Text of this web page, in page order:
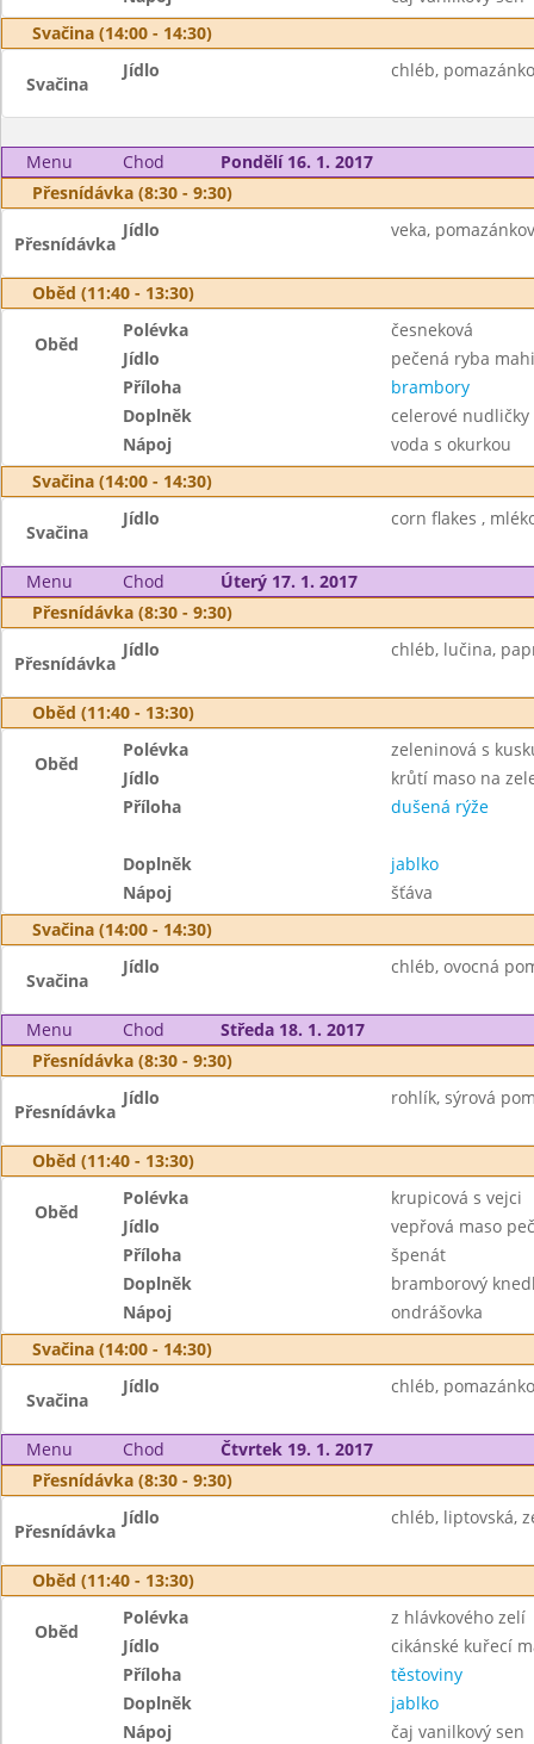
Svačina (14:00 - 14:30)
Svačina
Jídlo chléb,
Menu Chod
Pondělí 16. 1. 2017
Přesnídávka (8:30 - 9:30)
Přesnídávka
Jídlo veka,
Oběd (11:40 - 13:30)
Oběd
Polévka
česneková
Jídlo
pečená ryba
Příloha
brambory
Doplněk
celerové nudličky
Nápoj
voda s okurkou
Svačina (14:00 - 14:30)
Svačina
Jídlo corn flakes ,
Menu Chod
Úterý 17. 1. 2017
Přesnídávka (8:30 - 9:30)
Přesnídávka
Jídlo chléb, lučina,
Oběd (11:40 - 13:30)
Oběd
Polévka
zeleninová s
Jídlo
krůtí maso na
Příloha
dušená rýže
Doplněk
jablko
Nápoj
šťáva
Svačina (14:00 - 14:30)
Svačina
Jídlo chléb, ovocná
Menu Chod
Středa 18. 1. 2017
Přesnídávka (8:30 - 9:30)
Přesnídávka
Jídlo rohlík, sýrová
Oběd (11:40 - 13:30)
Oběd
Polévka
krupicová s vejci
Jídlo
vepřová maso
Příloha
špenát
Doplněk
bramborový
Nápoj
ondrášovka
Svačina (14:00 - 14:30)
Svačina
Jídlo chléb,
Menu Chod
Čtvrtek 19. 1. 2017
Přesnídávka (8:30 - 9:30)
Přesnídávka
Jídlo chléb, liptovská,
Oběd (11:40 - 13:30)
Oběd
Polévka
z hlávkového zelí
Jídlo
cikánské kuřecí
Příloha
těstoviny
Doplněk
jablko
Nápoj
čaj vanilkový sen